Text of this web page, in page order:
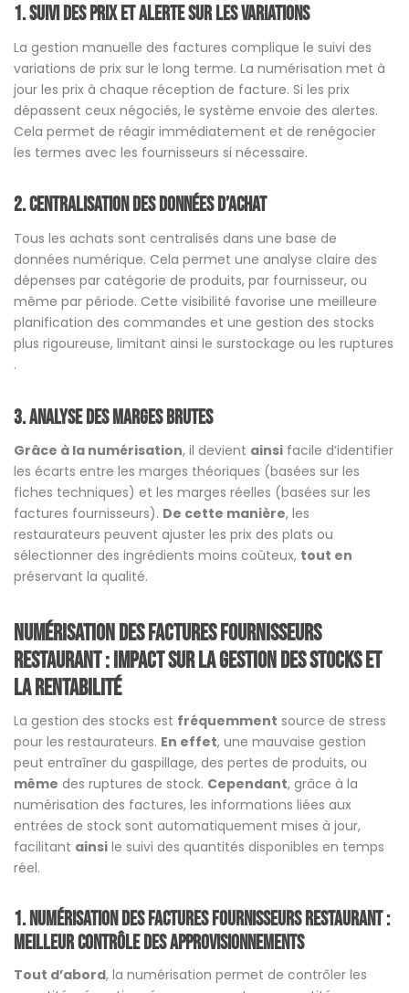
1. Suivi des prix et alerte sur les variations
La gestion manuelle des factures complique le suivi des
variations de prix sur le long terme. La numérisation met à
jour les prix à chaque réception de facture. Si les prix
dépassent ceux négociés, le système envoie des alertes.
Cela permet de réagir immédiatement et de renégocier
les termes avec les fournisseurs si nécessaire.
2. Centralisation des données d’achat
Tous les achats sont centralisés dans une base de
données numérique. Cela permet une analyse claire des
dépenses par catégorie de produits, par fournisseur, ou
même par période. Cette visibilité favorise une meilleure
planification des commandes et une gestion des stocks
plus rigoureuse, limitant ainsi le surstockage ou les ruptures​
.
3. Analyse des marges brutes
Grâce à la numérisation, il devient ainsi facile d’identifier
les écarts entre les marges théoriques (basées sur les
fiches techniques) et les marges réelles (basées sur les
factures fournisseurs). De cette manière, les
restaurateurs peuvent ajuster les prix des plats ou
sélectionner des ingrédients moins coûteux, tout en
préservant la qualité.
numérisation des factures fournisseurs
restaurant :Impact sur la gestion des stocks et
la rentabilité
La gestion des stocks est fréquemment source de stress
pour les restaurateurs. En effet, une mauvaise gestion
peut entraîner du gaspillage, des pertes de produits, ou
même des ruptures de stock. Cependant, grâce à la
numérisation des factures, les informations liées aux
entrées de stock sont automatiquement mises à jour,
facilitant ainsi le suivi des quantités disponibles en temps
réel.
1. numérisation des factures fournisseurs restaurant:
Meilleur contrôle des approvisionnements
Tout d’abord, la numérisation permet de contrôler les